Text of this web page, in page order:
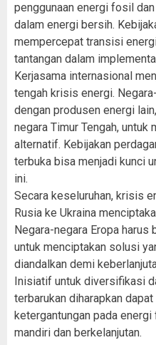
penggunaan energi fosil
dalam energi bersih.
mempercepat transisi
tantangan dalam
Kerjasama internasional
tengah krisis energi.
dengan produsen energi
negara Timur Tengah,
alternatif. Kebijakan
terbuka bisa menjadi kunci
ini.
Secara keseluruhan, krisis
Rusia ke Ukraina
Negara-negara Eropa
untuk menciptakan solusi
diandalkan demi
Inisiatif untuk diversifikasi
terbarukan diharapkan
ketergantungan pada
mandiri dan berkelanjutan.